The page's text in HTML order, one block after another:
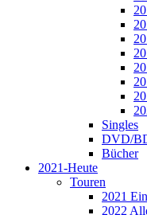
Singles
DVD/
Bücher
2021-Heute
Touren
2021
2022